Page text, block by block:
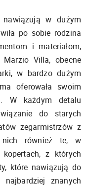
nawiązują w dużym
po sobie rodzina
i materiałom,
Villa, obecne
w bardzo dużym
oferowała swoim
W każdym detalu
do starych
zegarmistrzów z
również te, w
kopertach, z których
które nawiązują do
znanych